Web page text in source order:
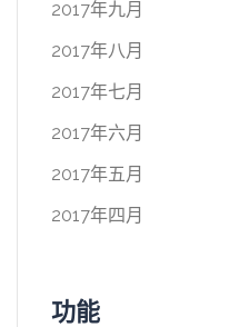
2017年九月
2017年八月
2017年七月
2017年六月
2017年五月
2017年四月
功能